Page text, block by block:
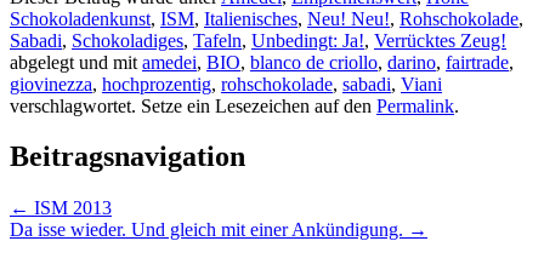
Schokoladenkunst, ISM, Italienisches, Neu! Neu!, Rohschokolade,
Sabadi, Schokoladiges, Tafeln, Unbedingt: Ja!, Verrücktes Zeug!
abgelegt und mit amedei, BIO, blanco de criollo, darino, fairtrade,
giovinezza, hochprozentig, rohschokolade, sabadi, Viani
verschlagwortet. Setze ein Lesezeichen auf den Permalink.
Beitragsnavigation
← ISM 2013
Da isse wieder. Und gleich mit einer Ankündigung. →